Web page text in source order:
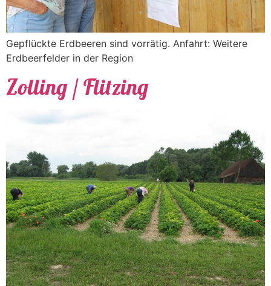
Gepflückte Erdbeeren sind vorrätig. Anfahrt: Weitere
Erdbeerfelder in der Region
Zolling / Flitzing